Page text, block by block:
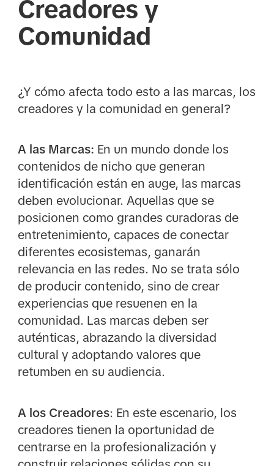
Creadores y
Comunidad
¿Y cómo afecta todo esto a las marcas, los
creadores y la comunidad en general?
A las Marcas: En un mundo donde los
contenidos de nicho que generan
identificación están en auge, las marcas
deben evolucionar. Aquellas que se
posicionen como grandes curadoras de
entretenimiento, capaces de conectar
diferentes ecosistemas, ganarán
relevancia en las redes. No se trata sólo
de producir contenido, sino de crear
experiencias que resuenen en la
comunidad. Las marcas deben ser
auténticas, abrazando la diversidad
cultural y adoptando valores que
retumben en su audiencia.
A los Creadores: En este escenario, los
creadores tienen la oportunidad de
centrarse en la profesionalización y